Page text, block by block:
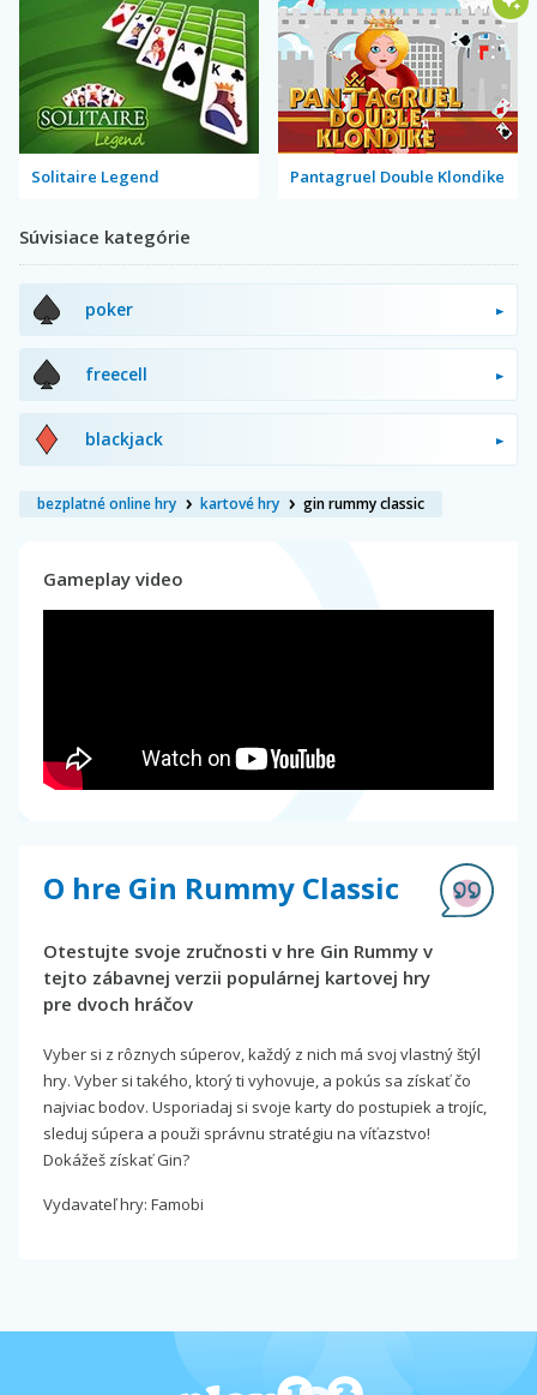
Solitaire Legend Pantagruel Double Klondike
Súvisiace kategórie
poker
freecell
blackjack
bezplatné online hry kartové hry gin rummy classic
Gameplay video
O hre Gin Rummy Classic
Otestujte svoje zručnosti v hre Gin Rummy v
tejto zábavnej verzii populárnej kartovej hry
pre dvoch hráčov
Vyber si z rôznych súperov, každý z nich má svoj vlastný štýl
hry. Vyber si takého, ktorý ti vyhovuje, a pokús sa získať čo
najviac bodov. Usporiadaj si svoje karty do postupiek a trojíc,
sleduj súpera a použi správnu stratégiu na víťazstvo!
Dokážeš získať Gin?
Vydavateľ hry: Famobi